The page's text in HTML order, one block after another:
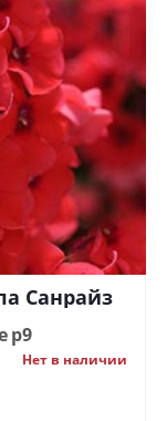
Санрайз
р9
Нет в наличии